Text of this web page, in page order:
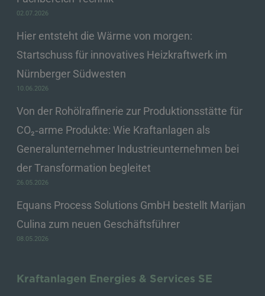
02.07.2026
Hier entsteht die Wärme von morgen:
Startschuss für innovatives Heizkraftwerk im
Nürnberger Südwesten
10.06.2026
Von der Rohölraffinerie zur Produktionsstätte für
CO₂‑arme Produkte: Wie Kraftanlagen als
Generalunternehmer Industrieunternehmen bei
der Transformation begleitet
26.05.2026
Equans Process Solutions GmbH bestellt Marijan
Culina zum neuen Geschäftsführer
08.05.2026
Kraftanlagen Energies & Services SE